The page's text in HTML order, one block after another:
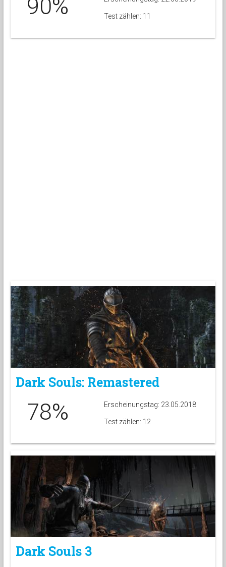
90% Test zählen: 11
Dark Souls: Remastered
78% Erscheinungstag: 23.05.2018
Test zählen: 12
Dark Souls 3